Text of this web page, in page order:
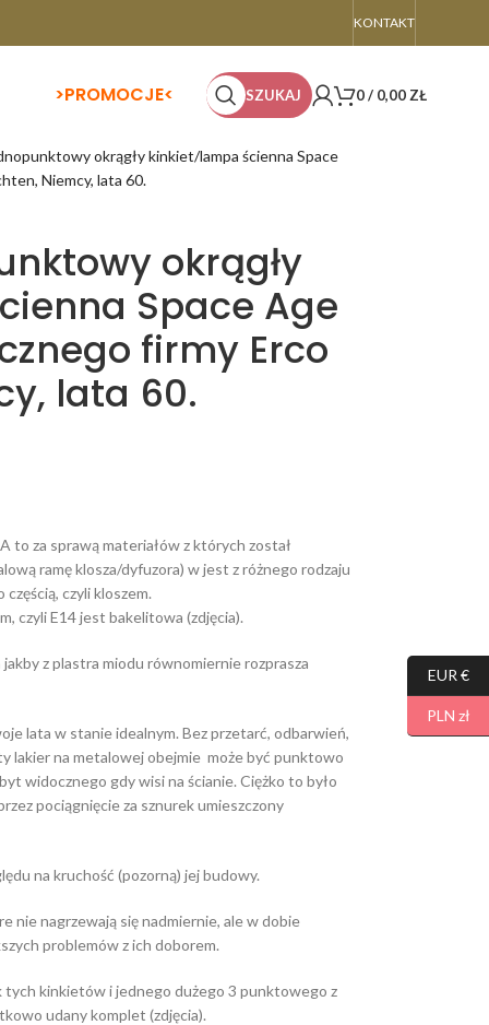
KONTAKT
>PROMOCJE< SZUKAJ 0/ 0,00 ZŁ
okrągły kinkiet/lampa ścienna Space
Niemcy, lata 60.
okrągły
Space Age
firmy Erco
lata 60.
to za sprawą materiałów z których został
ramę klosza/dyfuzora) w jest z różnego rodzaju
czyli kloszem.
czyli E14 jest bakelitowa (zdjęcia).
z plastra miodu równomiernie rozprasza
lata w stanie idealnym. Bez przetarć, odbarwień,
lakier na metalowej obejmie może być punktowo
widocznego gdy wisi na ścianie. Ciężko to było
pociągnięcie za sznurek umieszczony
na kruchość (pozorną) jej budowy.
nie nagrzewają się nadmiernie, ale w dobie
problemów z ich doborem.
tych kinkietów i jednego dużego 3 punktowego z
udany komplet (zdjęcia).
EUR €
PLN zł